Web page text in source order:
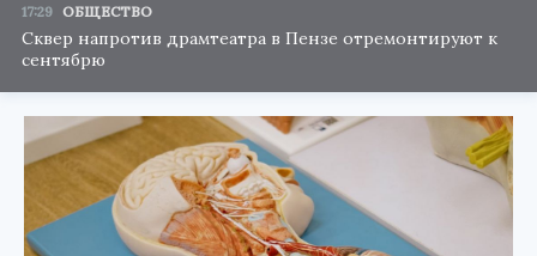
17:29 ОБЩЕСТВО
Сквер напротив драмтеатра в Пензе отремонтируют к
сентябрю